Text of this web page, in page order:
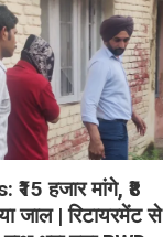
हजार मांगे, ₹8
जाल | रिटायरमेंट से